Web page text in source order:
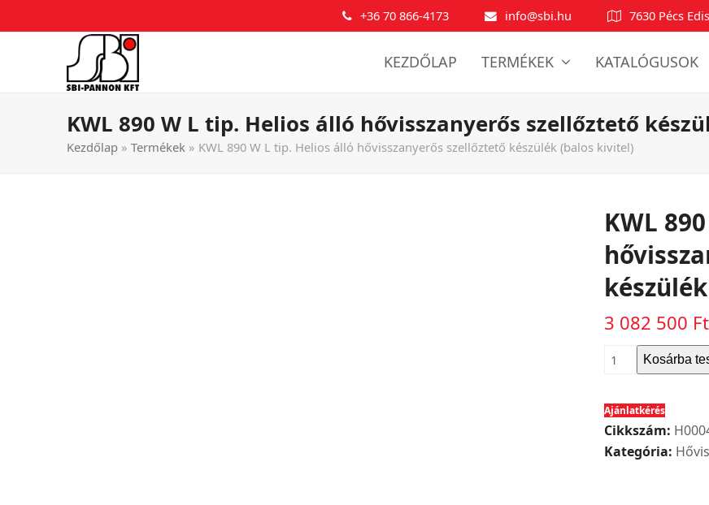
+36 70 866-4173 info@sbi.hu 7630 Pécs
KEZDŐLAP TERMÉKEK KATALÓGUSOK
KWL 890 W L tip. Helios álló hővisszanyerős szellőztető
Kezdőlap » Termékek » KWL 890 W L tip. Helios álló hővisszanyerős szellőztető készülék (balos kivitel)
KWL
3 082 500 Ft
KWL
L
tip.
Helios
Kosárba
Ajánlatkérés
Cikkszám:
Kategória: